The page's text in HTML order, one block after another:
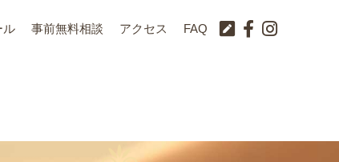
ル 事前無料相談 アクセス FAQ